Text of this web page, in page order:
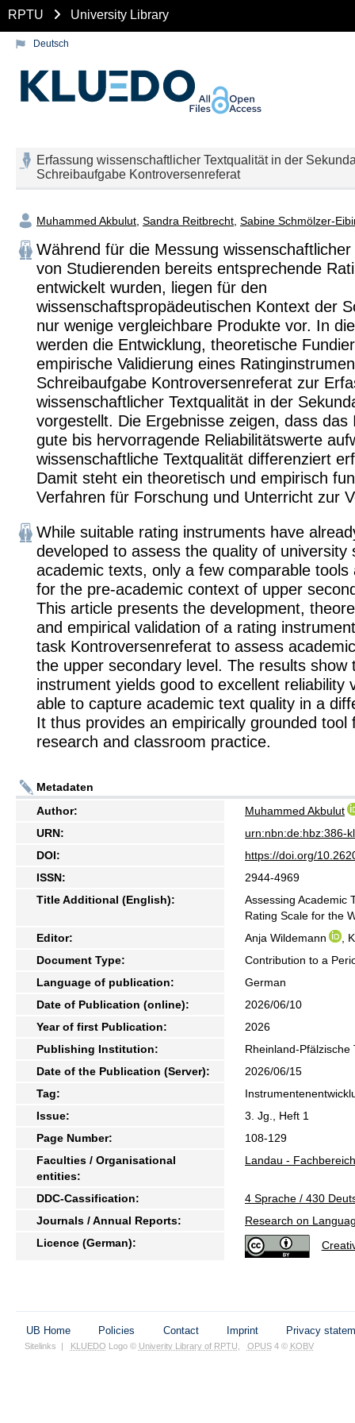
RPTU University Library
Deutsch
Erfassung wissenschaftlicher Textqualität in der
Schreibaufgabe Kontroversenreferat
Muhammed Akbulut Sandra Reitbrecht Sabine Schmölzer-
Während für die Messung wissenschaftlicher
von Studierenden bereits entsprechende
entwickelt wurden, liegen für den
wissenschaftspropädeutischen Kontext der
nur wenige vergleichbare Produkte vor. In
werden die Entwicklung, theoretische
empirische Validierung eines
Schreibaufgabe Kontroversenreferat zur
wissenschaftlicher Textqualität in der
vorgestellt. Die Ergebnisse zeigen, dass das
gute bis hervorragende Reliabilitätswerte
wissenschaftliche Textqualität differenziert
Damit steht ein theoretisch und empirisch
Verfahren für Forschung und Unterricht zur
While suitable rating instruments have
developed to assess the quality of university
academic texts, only a few comparable tools
for the pre-academic context of upper
This article presents the development,
and empirical validation of a rating
task Kontroversenreferat to assess
the upper secondary level. The results show
instrument yields good to excellent reliability
able to capture academic text quality in a
It thus provides an empirically grounded tool
research and classroom practice.
Metadaten
Author:
Muhammed Akbulut
URN:
urn:nbn:de:hbz:386-
DOI:
https://doi.org/
ISSN:
2944-4969
Title Additional (English):
Assessing Academic
Rating Scale for the
Editor:
Anja Wildemann
,
Document Type:
Contribution to a
Language of publication:
German
Date of Publication (online):
2026/06/10
Year of first Publication:
2026
Publishing Institution:
Rheinland-
Date of the Publication (Server):
2026/06/15
Tag:
Issue:
3. Jg., Heft 1
Page Number:
108-129
Faculties / Organisational
entities:
Landau -
DDC-Cassification:
4 Sprache / 430
Journals / Annual Reports:
Research on
Licence (German):
UB Home Policies Contact Imprint Privacy
Sitelinks KLUEDO Logo © Univerity Library of RPTU OPUS4 © KOBV